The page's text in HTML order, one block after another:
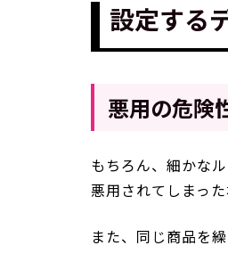
設定する
悪用の危険
もちろん、細かな
悪用されてしまっ
また、同じ商品を